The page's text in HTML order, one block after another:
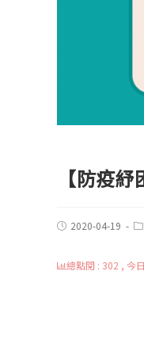
【防疫
2020-04-19
總點閱 : 302 , 今